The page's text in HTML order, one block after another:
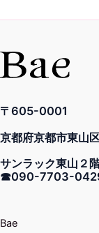
〒605-0001
京都府京都市東山
サンラック東山２
☎︎090-7703-
Bae